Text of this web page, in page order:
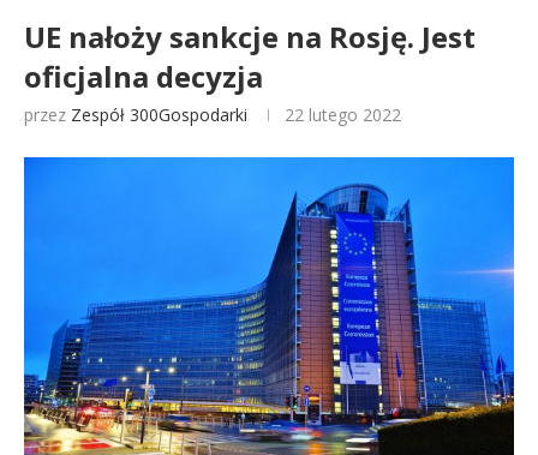
UE nałoży sankcje na Rosję. Jest
oficjalna decyzja
przez Zespół 300Gospodarki 22 lutego 2022